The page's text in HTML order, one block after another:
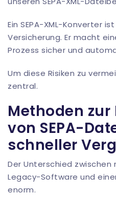
Ein SEPA-XML-Konverter
Versicherung. Er macht
Prozess sicher und
Um diese Risiken zu
zentral.
Methoden zur
von SEPA-
schneller
Der Unterschied zwischen
Legacy-Software und
enorm.